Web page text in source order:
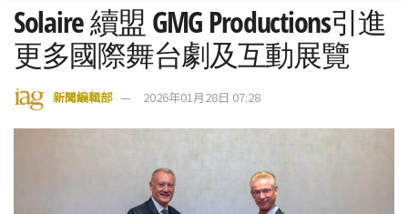
Solaire 續盟 GMG Productions引進
更多國際舞台劇及互動展覽
新聞編輯部 2026年01月28日 07:28